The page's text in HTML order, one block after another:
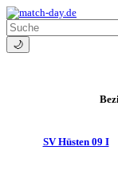
🌙
SV Hüsten 09 I